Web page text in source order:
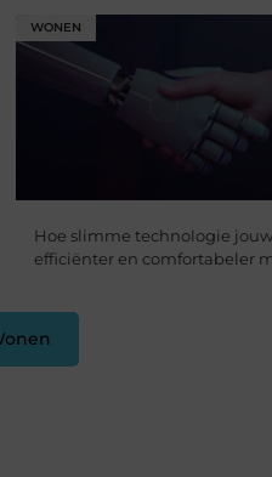
WONEN
Hoe slimme technologie
efficiënter en comfortabeler